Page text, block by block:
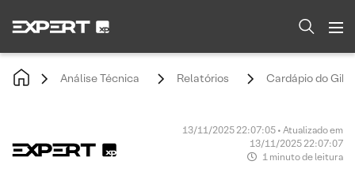
Análise Técnica Relatórios Cardápio do
13/11/2025 22:07:05 • Atualizado em
13/11/2025 22:07:07
1 minuto de leitura